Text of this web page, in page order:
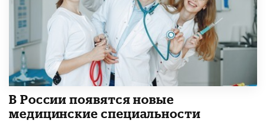
В России появятся новые
медицинские специальности